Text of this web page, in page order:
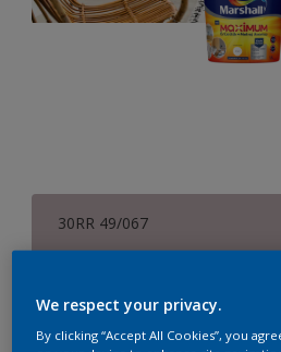
30RR 49/067
Boyut
2,5 L 7,5 L
We respect your privacy.
By clicking “Accept All Cookies”, you